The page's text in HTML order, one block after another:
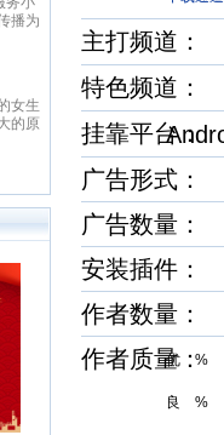
文化平台
与史诗级
化软力量的
有“纵横中文
优秀品牌与
读，线下出
编、影视
经过多年努
显著的成绩
部，日独立
6000万，成
立于2002年
创文学网站
字内容综
下。起点中
学事业为宗
学作者的挖
大成果
红袖添香
全球领先的
商之一，
拥有完善的
统、媒体联
准的原创
240万注册
文、杂文、
记等体裁的
务，在言情
写作及出版
有长、短篇
万部（篇）
5600万次。
主打频道
特色频道
挂靠平台
广告形式
广告数量
安装插件
作者数量
作者质量
优 %
良 %